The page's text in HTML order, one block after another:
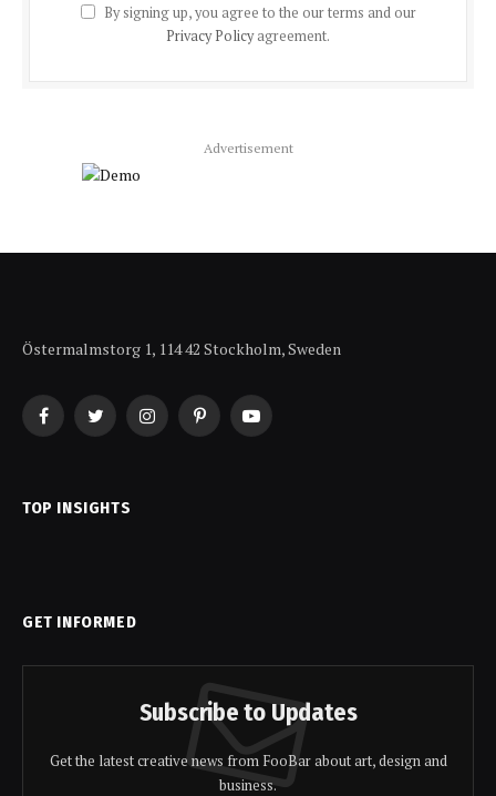
By signing up, you agree to the our terms and our
Privacy Policyagreement.
Advertisement
Östermalmstorg 1, 114 42 Stockholm, Sweden
FacebookTwitterInstagramPinterestYouTube
TOP INSIGHTS
GET INFORMED
Subscribe to Updates
Get the latest creative news from FooBar about art, design and
business.